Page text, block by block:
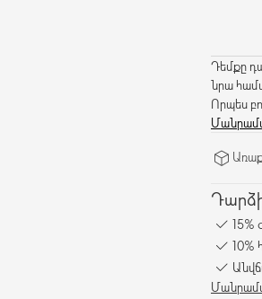
Դեմքը
նրա
Որպես
15%
10%